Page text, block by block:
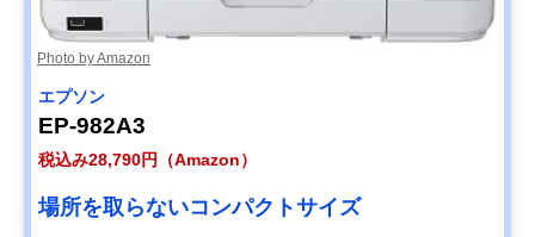
Photo by Amazon
エプソン
EP-982A3
税込み28,790円（Amazon）
場所を取らないコンパクトサイズ